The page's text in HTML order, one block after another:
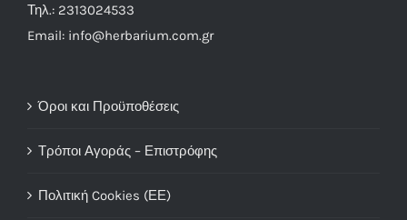
Τηλ.: 2313024533
Email: info@herbarium.com.gr
Όροι και Προϋποθέσεις
Τρόποι Αγοράς – Επιστρόφης
Πολιτική Cookies (ΕΕ)